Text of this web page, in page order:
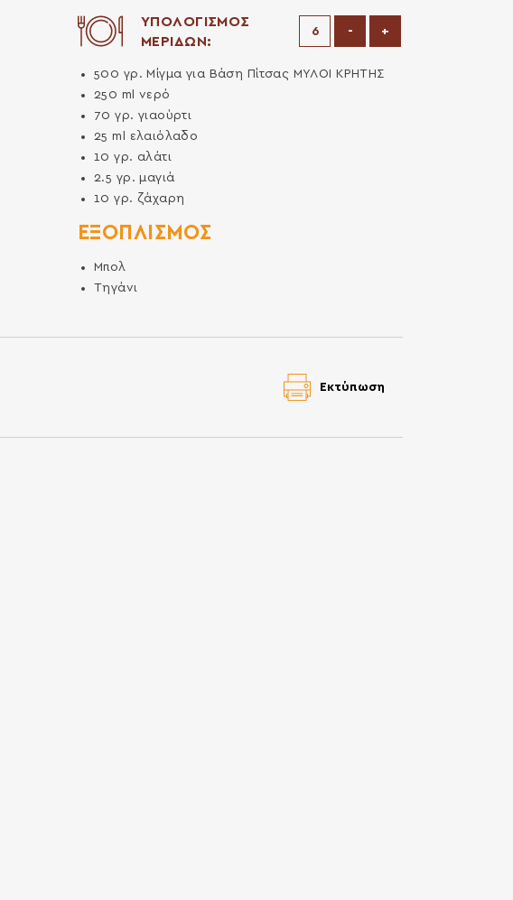
ΥΠΟΛΟΓΙΣΜΟΣ
ΜΕΡΙΔΩΝ:
-Μείωση μερίδων
+
500 γρ. Μίγμα για Βάση Πίτσας ΜΥΛΟΙ ΚΡΗΤΗΣ
250 ml νερό
70γρ. γιαούρτι
25ml
ελαιόλαδο
10γρ. αλάτι
2.5 γρ.μαγιά
10γρ. ζάχαρη
ΕΞΟΠΛΙΣΜΌΣ
Μπολ
Τηγάνι
Εκτύπωση